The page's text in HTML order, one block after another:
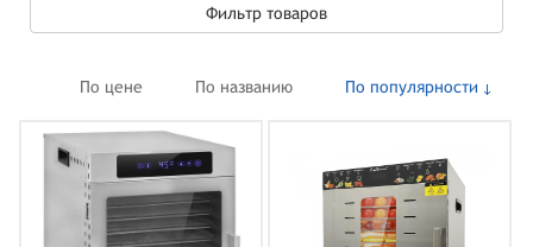
Фильтр товаров
По цене По названию По популярности